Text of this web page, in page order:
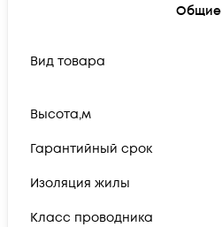
Общие
Вид товара
Высота,м
Гарантийный срок
Изоляция жилы
Класс проводника